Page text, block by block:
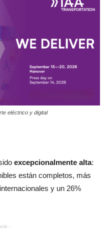
eléctrico y digital
excepcionalmente alta:
están completos, más
y un 26%
-